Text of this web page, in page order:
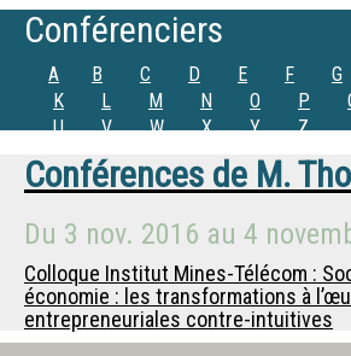
Conférenciers
A B C D E F G
K
L M N O P
U
V W X Y Z
Conférences de M.
Du 3 nov. 2016 au 4
Colloque Institut Mines-Télécom :
économie : les transformations à
entrepreneuriales contre-intuitives